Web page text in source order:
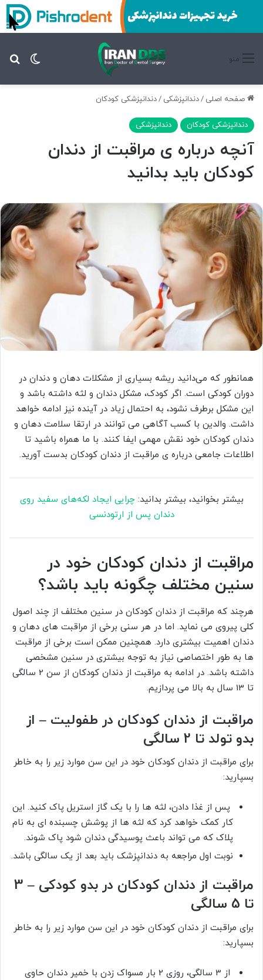
تغییر منو
صفحه اصلی /دندانپزشکی /دندانپزشکی کودکان
دندانپزشکی کودکان دندانپزشکی
آنچه درباره ی مراقبت از دندان
کودکان باید بدانید
همانطور که می‌دانید ریشه بسیاری از مشکلات دهان و دندان در
دوران کودکی است. اگر کودک، مشکل دندان و لثه داشته باشد و
این مشکل برطرف نشود، به احتمال زیاد در آینده نیز ادامه خواهد
داشت. والدین با کسب آگاهی می توانند در ارتقا سلامت دهان و
دندان کودکان خود نقش مهمی ایفا کنند. با ما همراه باشید تا
اطلاعات جامعی درباره ی مراقبت از دندان کودکان بدست آورید.
بیشتر بخوانید، بیشتر بدانید:چرایی ایجاد لکه‌های سفید روی
دندان پس از ارتودنسی
مراقبت از دندان کودکان خود در
سنین مختلف چگونه باید باشد؟
هرچند که مراقبت از دندان کودکان در سنین مختلف از چند اصول
کلی پیروی می نماید. اما در هر سنی برخی از مراقبت های دهان و
دندان اهمیت بیشتری دارد. همچنین ممکن است برخی از مراقبت
ها به طور اختصاصی نیاز به توجه بیشتری در سنین مشخصی
داشته باشد. در ادامه به مراقبت از دندان کودکان از سن 2 سالگی
تا 13 سال به بالا می پردازیم.
مراقبت از دندان کودکان در طفولیت – از
بدو تولد تا 2 سالگی
برای مراقبت از دندان کودکان خود در این سن موارد زیر را به خاطر
بسپارید:
پس از غذا دادن، لثه ها را با یک گاز استریل پاک کنید. این
کار کمک خواهد کرد که لثه ها از پوشش چسبنده ای به نام
پلاک که می تواند باعث پوسیدگی دندان شود پاک شوند.
نوبت اول مراجعه به دندانپزشک باید بعد از یک سالگی باشد.
مراقبت از دندان کودکان در بدو کودکی – 3
تا 5 سالگی
برای مراقبت از دندان کودکان خود در این سن موارد زیر را به خاطر
بسپارید:
از 3 سالگی، روزی 2 بار مسواک زدن با خمیر دندان حاوی